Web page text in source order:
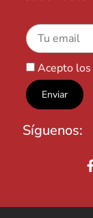
Acepto los
Síguenos: